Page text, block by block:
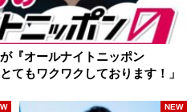
『オールナイトニッポン
てもワクワクしております！」
NEW